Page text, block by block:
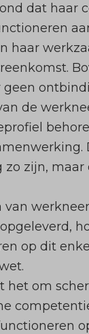
dat haar
haar
de
zijn,
op dit
het om